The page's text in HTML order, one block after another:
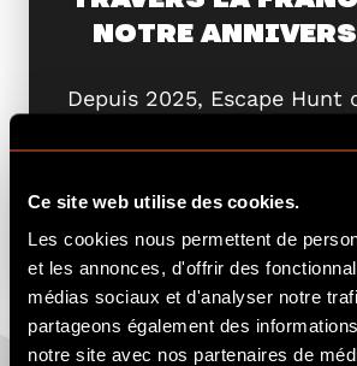
Ce site web utilise des cookies.
Les cookies nous permettent de
et les annonces, d'offrir des
médias sociaux et d'analyser notre
partageons également des
notre site avec nos partenaires de
NOTRE
Depuis 2025, Escape Hunt
offrant à ses ...